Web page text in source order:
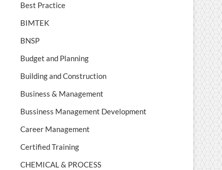
Best Practice
BIMTEK
BNSP
Budget and Planning
Building and Construction
Business & Management
Bussiness Management Development
Career Management
Certified Training
CHEMICAL & PROCESS